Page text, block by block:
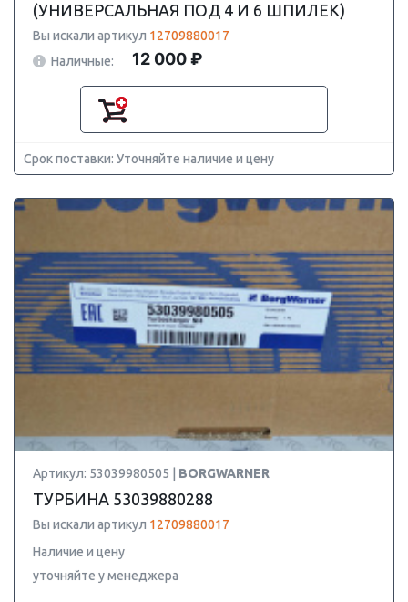
(УНИВЕРСАЛЬНАЯ ПОД 4 И 6 ШПИЛЕК)
Вы искали артикул 12709880017
Наличные:
12 000 ₽
Срок поставки: Уточняйте наличие и цену
Артикул: 53039980505 | BORGWARNER
ТУРБИНА 53039880288
Вы искали артикул 12709880017
Наличие и цену
уточняйте у менеджера